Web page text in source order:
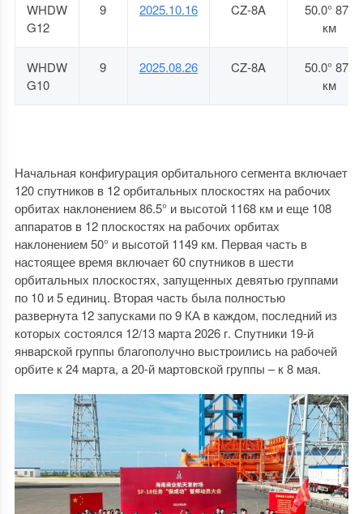
WHDW
G12
9 2025.10.16 CZ-8A
50.0° 873
км
WHDW
G10
9 2025.08.26 CZ-8A
50.0° 872
км
Начальная конфигурация орбитального сегмента включает
120 спутников в 12 орбитальных плоскостях на рабочих
орбитах наклонением 86.5° и высотой 1168 км и еще 108
аппаратов в 12 плоскостях на рабочих орбитах
наклонением 50° и высотой 1149 км. Первая часть в
настоящее время включает 60 спутников в шести
орбитальных плоскостях, запущенных девятью группами
по 10 и 5 единиц. Вторая часть была полностью
развернута 12 запусками по 9 КА в каждом, последний из
которых состоялся 12/13 марта 2026 г. Спутники 19-й
январской группы благополучно выстроились на рабочей
орбите к 24 марта, а 20-й мартовской группы – к 8 мая.